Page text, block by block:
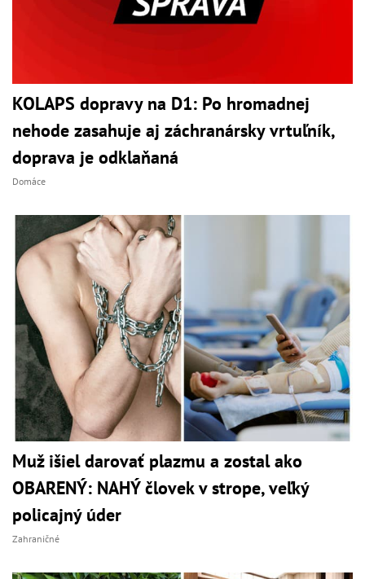
KOLAPS dopravy na D1: Po hromadnej
nehode zasahuje aj záchranársky vrtuľník,
doprava je odklaňaná
Domáce
Muž išiel darovať plazmu a zostal ako
OBARENÝ: NAHÝ človek v strope, veľký
policajný úder
Zahraničné